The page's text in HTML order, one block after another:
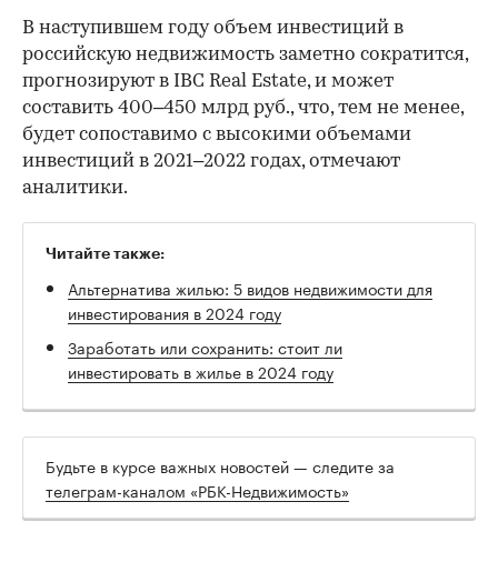
В наступившем году объем инвестиций в
российскую недвижимость заметно сократится,
прогнозируют в IBC Real Estate, и может
составить 400–450 млрд руб., что, тем не менее,
будет сопоставимо с высокими объемами
инвестиций в 2021–2022 годах, отмечают
аналитики.
Читайте также:
Альтернатива жилью: 5 видов недвижимости для
инвестирования в 2024 году
Заработать или сохранить: стоит ли
инвестировать в жилье в 2024 году
Будьте в курсе важных новостей — следите за
телеграм-каналом «РБК-Недвижимость»